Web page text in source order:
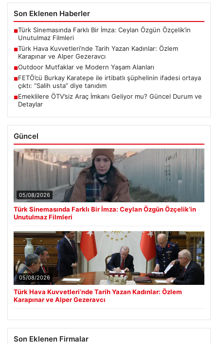
Son Eklenen Haberler
■Türk Sinemasında Farklı Bir İmza: Ceylan Özgün Özçelik’in
Unutulmaz Filmleri
■Türk Hava Kuvvetleri’nde Tarih Yazan Kadınlar: Özlem
Karapınar ve Alper Gezeravcı
■Outdoor Mutfaklar ve Modern Yaşam Alanları
■FETÖ’cü Burkay Karatepe ile irtibatlı şüphelinin ifadesi ortaya
çıktı: “Salih usta” diye tanıdım
■Emeklilere ÖTV’siz Araç İmkanı Geliyor mu? Güncel Durum ve
Detaylar
Güncel
05/08/2026
Türk Sinemasında Farklı Bir İmza: Ceylan Özgün Özçelik’in
Unutulmaz Filmleri
05/08/2026
Türk Hava Kuvvetleri’nde Tarih Yazan Kadınlar: Özlem
Karapınar ve Alper Gezeravcı
Son Eklenen Firmalar